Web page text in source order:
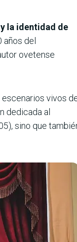
la identidad de
del
ovetense
vivos
dedicada al
sino que